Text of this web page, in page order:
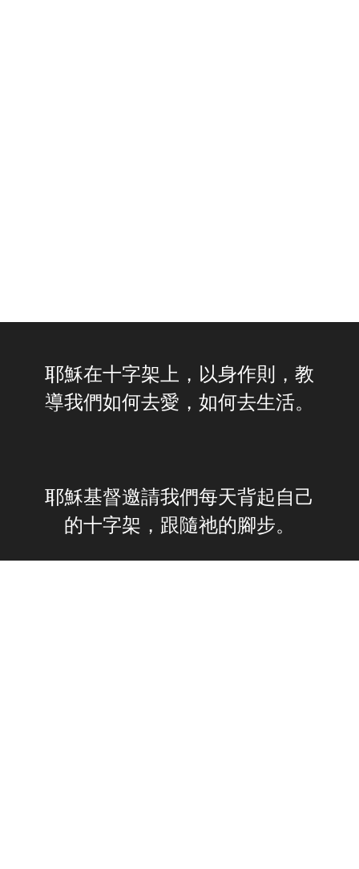
耶穌在十字架上，以身作則，教
導我們如何去愛，如何去生活。
耶穌基督邀請我們每天背起自己
的十字架，跟隨祂的腳步。